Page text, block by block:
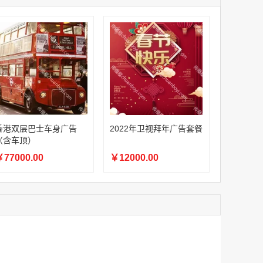
￥27600.00
香港双层巴士车身广告（含车顶）
港双层巴士车身广告
含车顶）
77000.00
2022年卫视拜年广告套餐
￥12000.00